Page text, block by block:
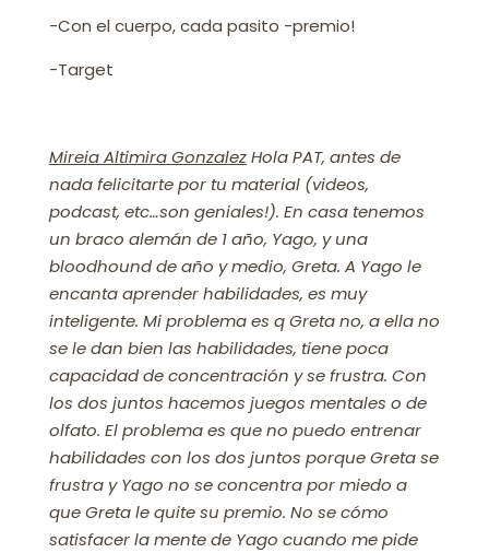
-Con el cuerpo, cada pasito -premio!
-Target
Mireia Altimira Gonzalez Hola PAT, antes de
nada felicitarte por tu material (videos,
podcast, etc…son geniales!). En casa tenemos
un braco alemán de 1 año, Yago, y una
bloodhound de año y medio, Greta. A Yago le
encanta aprender habilidades, es muy
inteligente. Mi problema es q Greta no, a ella no
se le dan bien las habilidades, tiene poca
capacidad de concentración y se frustra. Con
los dos juntos hacemos juegos mentales o de
olfato. El problema es que no puedo entrenar
habilidades con los dos juntos porque Greta se
frustra y Yago no se concentra por miedo a
que Greta le quite su premio. No se cómo
satisfacer la mente de Yago cuando me pide